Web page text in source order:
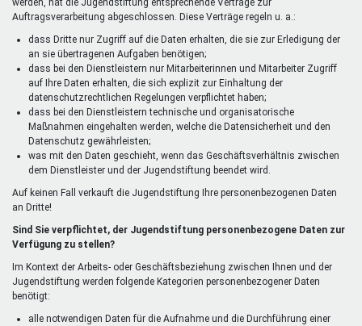
Auftragsverarbeitung abgeschlossen. Diese Verträge regeln u. a.:
dass Dritte nur Zugriff auf die Daten erhalten, die sie zur Erledigung der
an sie übertragenen Aufgaben benötigen;
dass bei den Dienstleistern nur Mitarbeiterinnen und Mitarbeiter Zugriff
auf Ihre Daten erhalten, die sich explizit zur Einhaltung der
datenschutzrechtlichen Regelungen verpflichtet haben;
dass bei den Dienstleistern technische und organisatorische
Maßnahmen eingehalten werden, welche die Datensicherheit und den
Datenschutz gewährleisten;
was mit den Daten geschieht, wenn das Geschäftsverhältnis zwischen
dem Dienstleister und der Jugendstiftung beendet wird.
Auf keinen Fall verkauft die Jugendstiftung Ihre personenbezogenen Daten
an Dritte!
Sind Sie verpflichtet, der Jugendstiftung personenbezogene Daten zur
Verfügung zu stellen?
Im Kontext der Arbeits- oder Geschäftsbeziehung zwischen Ihnen und der
Jugendstiftung werden folgende Kategorien personenbezogener Daten
benötigt:
alle notwendigen Daten für die Aufnahme und die Durchführung einer